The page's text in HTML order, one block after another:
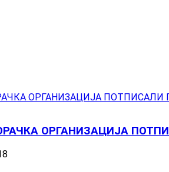
ОРГАНИЗАЦИЈА